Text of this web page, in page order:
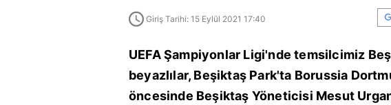
Giriş Tarihi: 15 Eylül 2021 17:40
UEFA Şampiyonlar Ligi'nde temsilcimiz
beyazlılar, Beşiktaş Park'ta Borussia
öncesinde Beşiktaş Yöneticisi Mesut